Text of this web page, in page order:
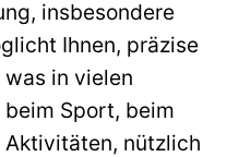
insbesondere
Ihnen, präzise
in vielen
Sport, beim
Aktivitäten, nützlich